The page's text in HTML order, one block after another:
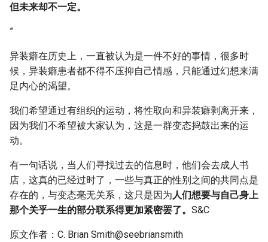
但未来却不一定。
”
异装癖在历史上，一直被认为是一件不好的事情，很多时
候，异装癖患者都不得不压抑自己情感，只能通过幻想来满
足内心的渴望。
我们希望通过有组织的运动，将性取向和异装癖剥离开来，
因为我们不希望被大家认为，这是一群变态捣鼓出来的运
动。
有一句话说，当人们寻找过去的信息时，他们会去成人书
店，这真的已经过时了，一些与真正的性别之间的共同点是
存在的，与变态毫无关系，这只是因为人们想要与自己身上
那个关乎一生的部分联系得更加紧密罢了。 S&C
原文作者：C. Brian Smith@seebriansmith